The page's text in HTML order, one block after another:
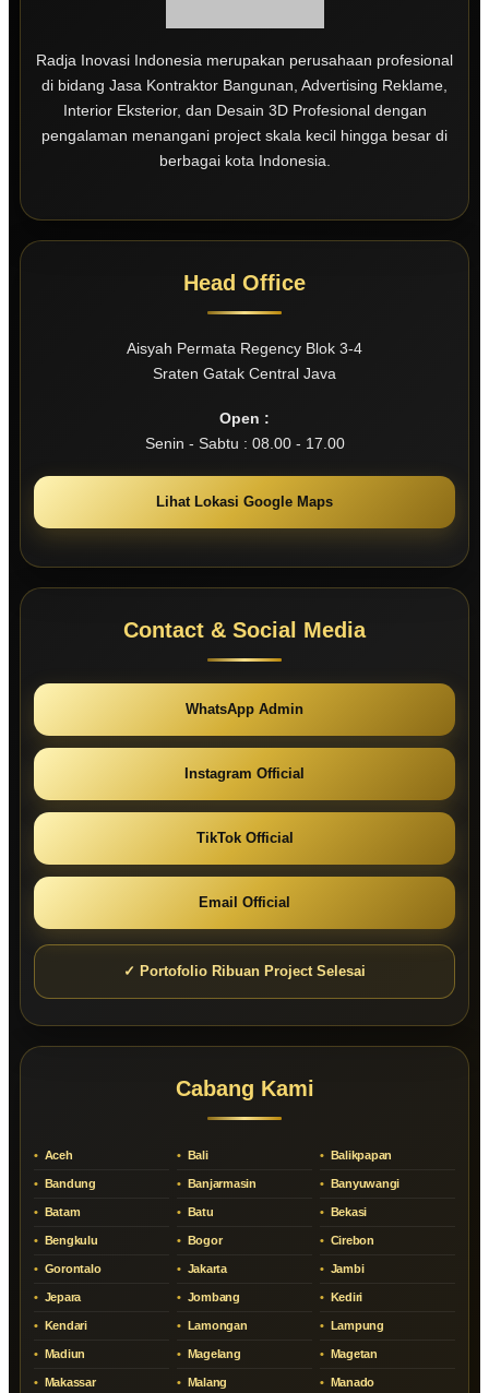
Radja Inovasi Indonesia merupakan perusahaan profesional
di bidang Jasa Kontraktor Bangunan, Advertising Reklame,
Interior Eksterior, dan Desain 3D Profesional dengan
pengalaman menangani project skala kecil hingga besar di
berbagai kota Indonesia.
Head Office
Aisyah Permata Regency Blok 3-4
Sraten Gatak Central Java
Open :
Senin - Sabtu : 08.00 - 17.00
Lihat Lokasi Google Maps
Contact & Social Media
WhatsApp Admin
Instagram Official
TikTok Official
Email Official
✓ Portofolio Ribuan Project Selesai
Cabang Kami
Aceh Bali Balikpapan
Bandung Banjarmasin Banyuwangi
Batam Batu Bekasi
Bengkulu Bogor Cirebon
Gorontalo Jakarta Jambi
Jepara Jombang Kediri
Kendari Lamongan Lampung
Madiun Magelang Magetan
Makassar Malang Manado